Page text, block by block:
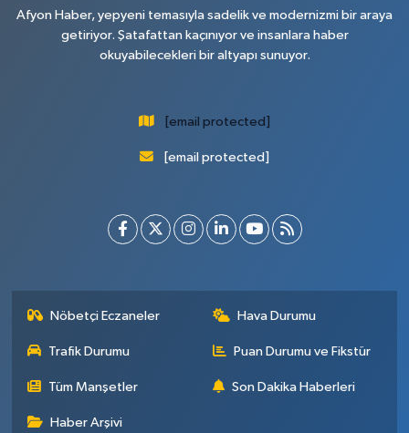
Afyon Haber, yepyeni temasıyla sadelik ve modernizmi bir araya
getiriyor. Şatafattan kaçınıyor ve insanlara haber
okuyabilecekleri bir altyapı sunuyor.
[email protected]
[email protected]
Nöbetçi Eczaneler Hava Durumu
Trafik Durumu Puan Durumu ve Fikstür
Tüm Manşetler Son Dakika Haberleri
Haber Arşivi